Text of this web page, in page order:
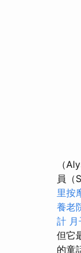
（
員（
里按
養老
計
但它
的童